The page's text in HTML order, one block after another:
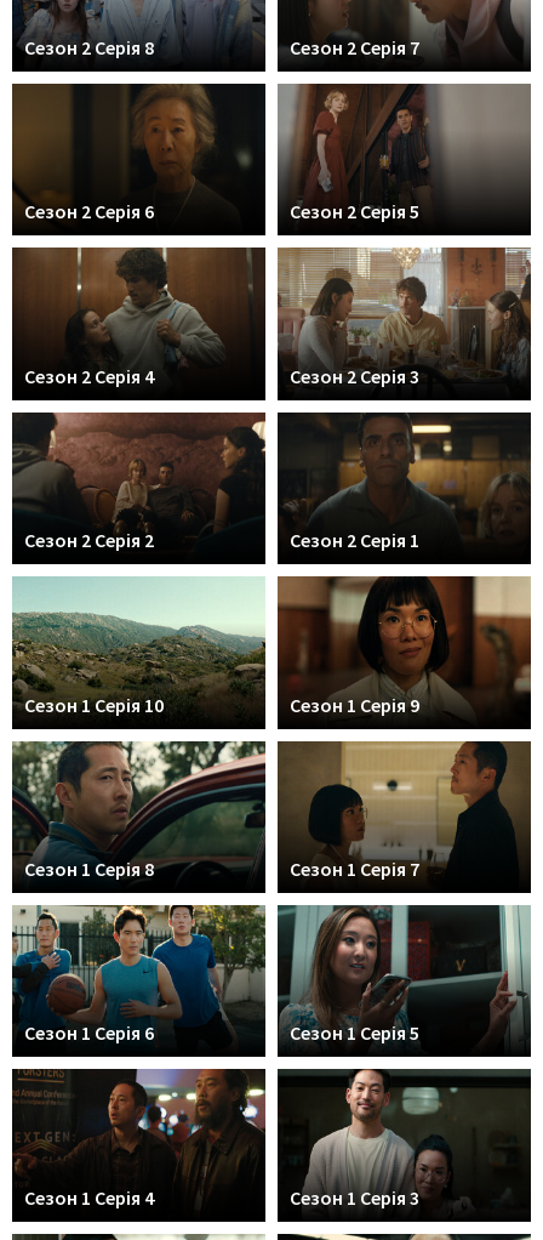
Сезон 2 Серія 8 Сезон 2 Серія 7
Сезон 2 Серія 6 Сезон 2 Серія 5
Сезон 2 Серія 4 Сезон 2 Серія 3
Сезон 2 Серія 2 Сезон 2 Серія 1
Сезон 1 Серія 10 Сезон 1 Серія 9
Сезон 1 Серія 8 Сезон 1 Серія 7
Сезон 1 Серія 6 Сезон 1 Серія 5
Сезон 1 Серія 4 Сезон 1 Серія 3